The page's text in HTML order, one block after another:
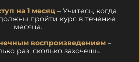
на 1 месяц – Учитесь, когда
пройти курс в течение
месяца.
воспроизведением –
раз, сколько захочешь.